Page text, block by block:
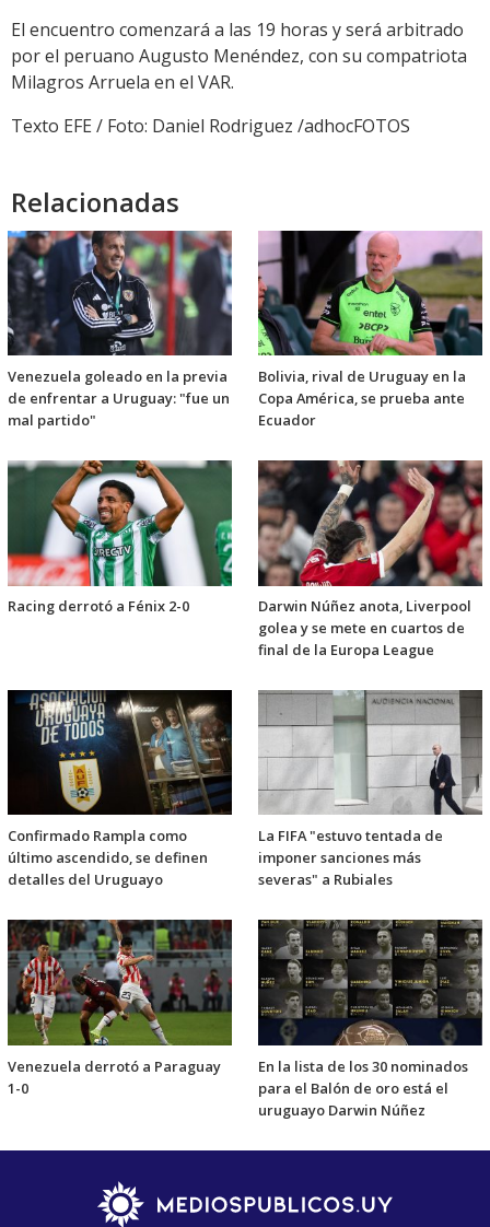
El encuentro comenzará a las 19 horas y será arbitrado
por el peruano Augusto Menéndez, con su compatriota
Milagros Arruela en el VAR.
Texto EFE / Foto: Daniel Rodriguez /adhocFOTOS
Relacionadas
Venezuela goleado en la previa
de enfrentar a Uruguay: "fue un
mal partido"
Bolivia, rival de Uruguay en la
Copa América, se prueba ante
Ecuador
Racing derrotó a Fénix 2-0
Darwin Núñez anota, Liverpool
golea y se mete en cuartos de
final de la Europa League
Confirmado Rampla como
último ascendido, se definen
detalles del Uruguayo
La FIFA "estuvo tentada de
imponer sanciones más
severas" a Rubiales
Venezuela derrotó a Paraguay
1-0
En la lista de los 30 nominados
para el Balón de oro está el
uruguayo Darwin Núñez